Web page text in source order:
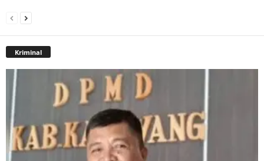
Kriminal